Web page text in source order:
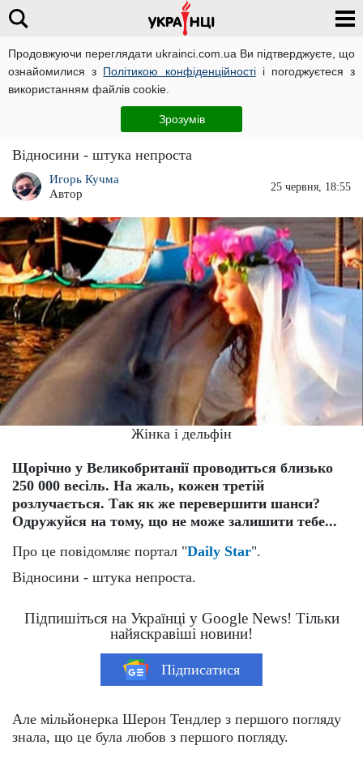
Продовжуючи переглядати ukrainci.com.ua Ви підтверджуєте, що
ознайомилися з Політикою конфіденційностіі погоджуєтеся з
використанням файлів cookie.
Зрозумів
Політика
Одна дівчина вийшла заміж за дельфіна, а
друга - за пухову ковдру
Відносини - штука непроста
Игорь Кучма
Автор
25 червня, 18:55
Жінка і дельфін
Щорічно у Великобританії проводиться близько
250 000 весіль. На жаль, кожен третій
розлучається. Так як же перевершити шанси?
Одружуйся на тому, що не може залишити тебе...
Про це повідомляє портал "Daily Star".
Відносини - штука непроста.
Підпишіться на Українці у Google News! Тільки
найяскравіші новини!
Підписатися
Але мільйонерка Шерон Тендлер з першого погляду
знала, що це була любов з першого погляду.